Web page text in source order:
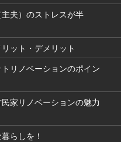
夫）のストレスが半
ット・デメリット
リノベーションのポイン
家リノベーションの魅力
らしを！